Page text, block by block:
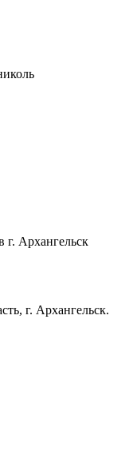
Архангельск
г. Архангельск.